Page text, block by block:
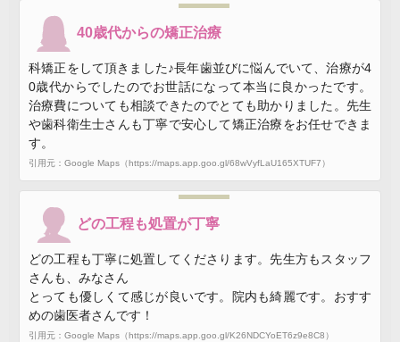
40歳代からの矯正治療
科矯正をして頂きました♪長年歯並びに悩んでいて、治療が4
0歳代からでしたのでお世話になって本当に良かったです。
治療費についても相談できたのでとても助かりました。先生
や歯科衛生士さんも丁寧で安心して矯正治療をお任せできま
す。
引用元：Google Maps（https://maps.app.goo.gl/68wVyfLaU165XTUF7）
どの工程も処置が丁寧
どの工程も丁寧に処置してくださります。先生方もスタッフ
さんも、みなさん
とっても優しくて感じが良いです。院内も綺麗です。おすす
めの歯医者さんです！
引用元：Google Maps（https://maps.app.goo.gl/K26NDCYoET6z9e8C8）